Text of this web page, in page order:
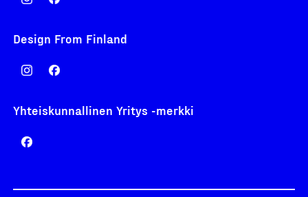
Design From Finland
Yhteiskunnallinen Yritys -merkki